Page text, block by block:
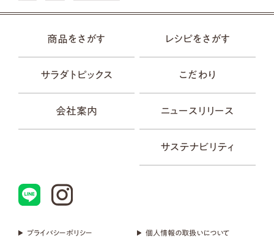
商品をさがす レシピをさがす
サラダトピックス こだわり
会社案内 ニュースリリース
サステナビリティ
プライバシーポリシー 個人情報の取扱いについて